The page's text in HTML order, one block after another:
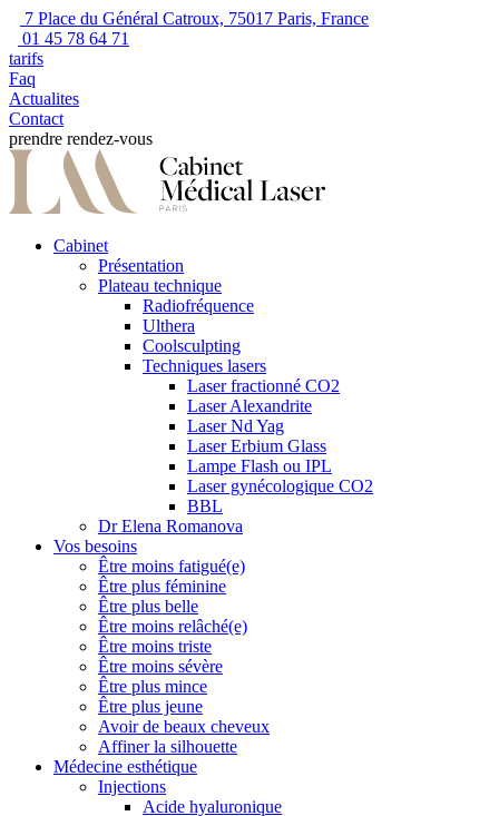
7 Place du Général Catroux, 75017 Paris, France
01 45 78 64 71
tarifs
Faq
Actualites
Contact
prendre rendez-vous
Cabinet
Présentation
Plateau technique
Radiofréquence
Ulthera
Coolsculpting
Techniques lasers
Laser fractionné CO2
Laser Alexandrite
Laser Nd Yag
Laser Erbium Glass
Lampe Flash ou IPL
Laser gynécologique CO2
BBL
Dr Elena Romanova
Vos besoins
Être moins fatigué(e)
Être plus féminine
Être plus belle
Être moins relâché(e)
Être moins triste
Être moins sévère
Être plus mince
Être plus jeune
Avoir de beaux cheveux
Affiner la silhouette
Médecine esthétique
Injections
Acide hyaluronique